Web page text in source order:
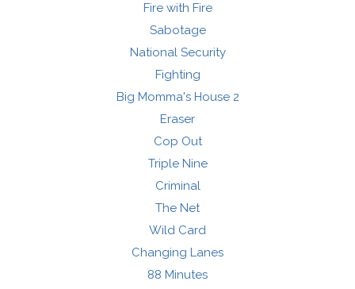
Fire with Fire
Sabotage
National Security
Fighting
Big Momma's House 2
Eraser
Cop Out
Triple Nine
Criminal
The Net
Wild Card
Changing Lanes
88 Minutes